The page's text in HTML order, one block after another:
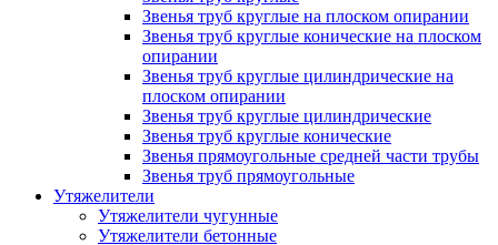
Звенья труб круглые на плоском опирании
Звенья труб круглые конические на плоском
опирании
Звенья труб круглые цилиндрические на
плоском опирании
Звенья труб круглые цилиндрические
Звенья труб круглые конические
Звенья прямоугольные средней части трубы
Звенья труб прямоугольные
Утяжелители
Утяжелители чугунные
Утяжелители бетонные